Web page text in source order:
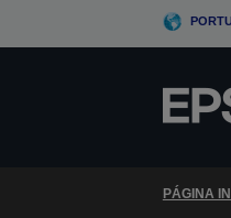
PÁGINA